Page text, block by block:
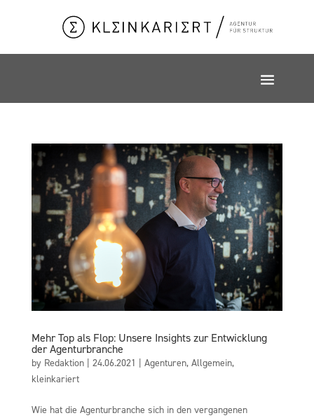
Mehr Top als Flop: Unsere Insights zur Entwicklung
der Agenturbranche
by Redaktion| 24.06.2021 | Agenturen, Allgemein,
kleinkariert
Wie hat die Agenturbranche sich in den vergangenen